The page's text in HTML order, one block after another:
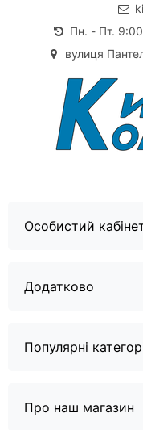
Пн. - Пт.
вулиця
Особистий
Додатково
Популярні
Про наш магазин